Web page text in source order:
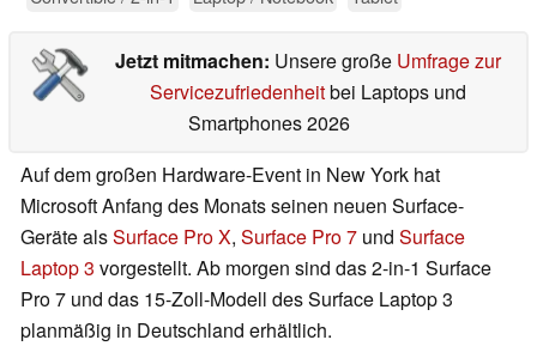
Jetzt mitmachen: Unsere große Umfrage zur
Servicezufriedenheitbei Laptops und
Smartphones 2026
Auf dem großen Hardware-Event in New York hat
Microsoft Anfang des Monats seinen neuen Surface-
Geräte alsSurface Pro X, Surface Pro 7 und Surface
Laptop 3 vorgestellt. Ab morgen sind das 2-in-1 Surface
Pro 7 und das 15-Zoll-Modell des Surface Laptop 3
planmäßig in Deutschland erhältlich.